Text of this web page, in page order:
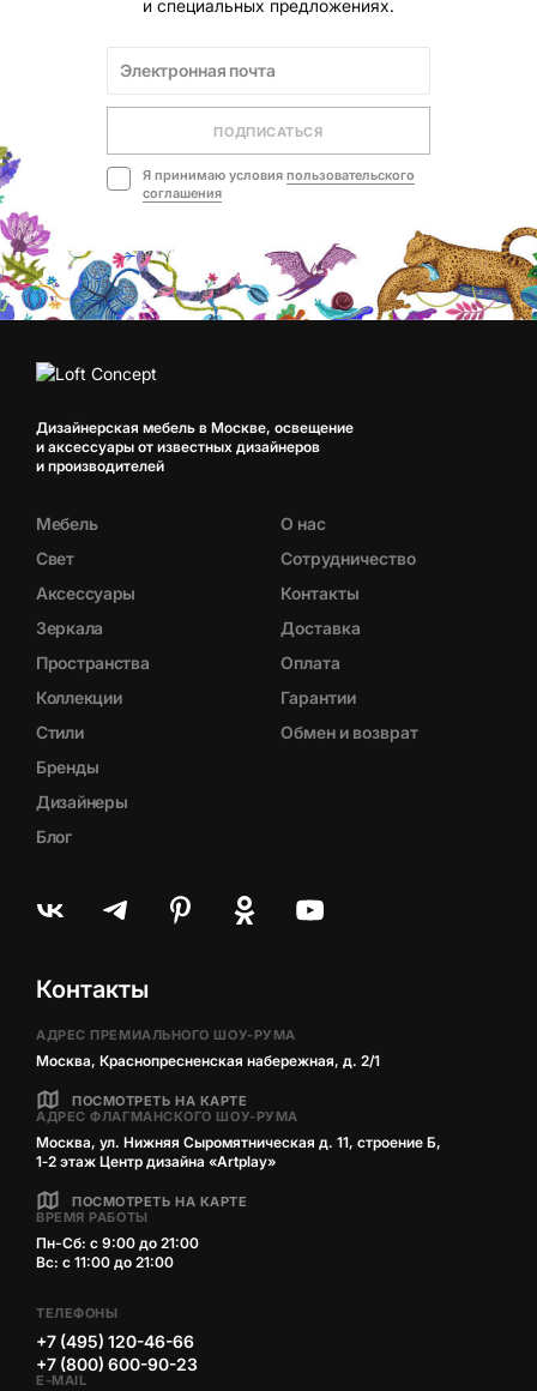
и специальных предложениях.
ПОДПИСАТЬСЯ
Я принимаю условия пользовательского
соглашения
Дизайнерская мебель в Москве, освещение
и аксессуары от известных дизайнеров
и производителей
Мебель
Свет
Аксессуары
Зеркала
Пространства
Коллекции
Стили
Бренды
Дизайнеры
Блог
О нас
Сотрудничество
Контакты
Доставка
Оплата
Гарантии
Обмен и возврат
Контакты
АДРЕС ПРЕМИАЛЬНОГО ШОУ-РУМА
Москва, Краснопресненская набережная, д. 2/1
ПОСМОТРЕТЬ НА КАРТЕ
АДРЕС ФЛАГМАНСКОГО ШОУ-РУМА
Москва, ул. Нижняя Сыромятническая д. 11, строение Б,
1‑2 этаж Центр дизайна «Artplay»
ПОСМОТРЕТЬ НА КАРТЕ
ВРЕМЯ РАБОТЫ
Пн-Сб: с 9:00 до 21:00
Вс: с 11:00 до 21:00
ТЕЛЕФОНЫ
+7 (495) 120-46-66
+7 (800) 600-90-23
E-MAIL